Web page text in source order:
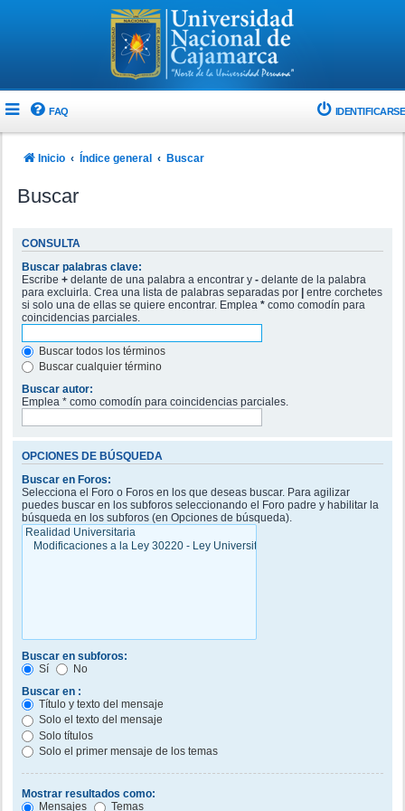
FAQ IDENTIFICARSE
Inicio Índice general Buscar
Buscar
CONSULTA
Buscar palabras clave:
Escribe + delante de una palabra a encontrar y - delante de la palabra
para excluirla. Crea una lista de palabras separadas por | entre corchetes
si solo una de ellas se quiere encontrar. Emplea * como comodín para
coincidencias parciales.
Buscar todos los términos
Buscar cualquier término
Buscar autor:
Emplea * como comodín para coincidencias parciales.
OPCIONES DE BÚSQUEDA
Buscar en Foros:
Selecciona el Foro o Foros en los que deseas buscar. Para agilizar
puedes buscar en los subforos seleccionando el Foro padre y habilitar la
búsqueda en los subforos (en Opciones de búsqueda).
Buscar en subforos:
Sí
No
Buscar en :
Título y texto del mensaje
Solo el texto del mensaje
Solo títulos
Solo el primer mensaje de los temas
Mostrar resultados como:
Mensajes
Temas